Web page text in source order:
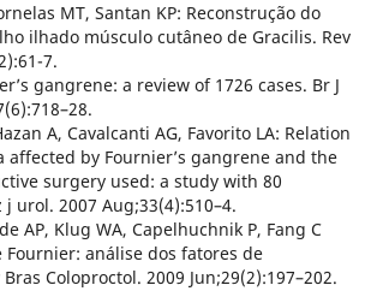
MT, Santan KP: Reconstrução do
ilhado músculo cutâneo de Gracilis. Rev
7.
gangrene: a review of 1726 cases. Br J
A, Cavalcanti AG, Favorito LA: Relation
affected by Fournier’s gangrene and the
surgery used: a study with 80
urol. 2007 Aug;33(4):510–4.
AP, Klug WA, Capelhuchnik P, Fang C
Fournier: análise dos fatores de
Coloproctol. 2009 Jun;29(2):197–202.